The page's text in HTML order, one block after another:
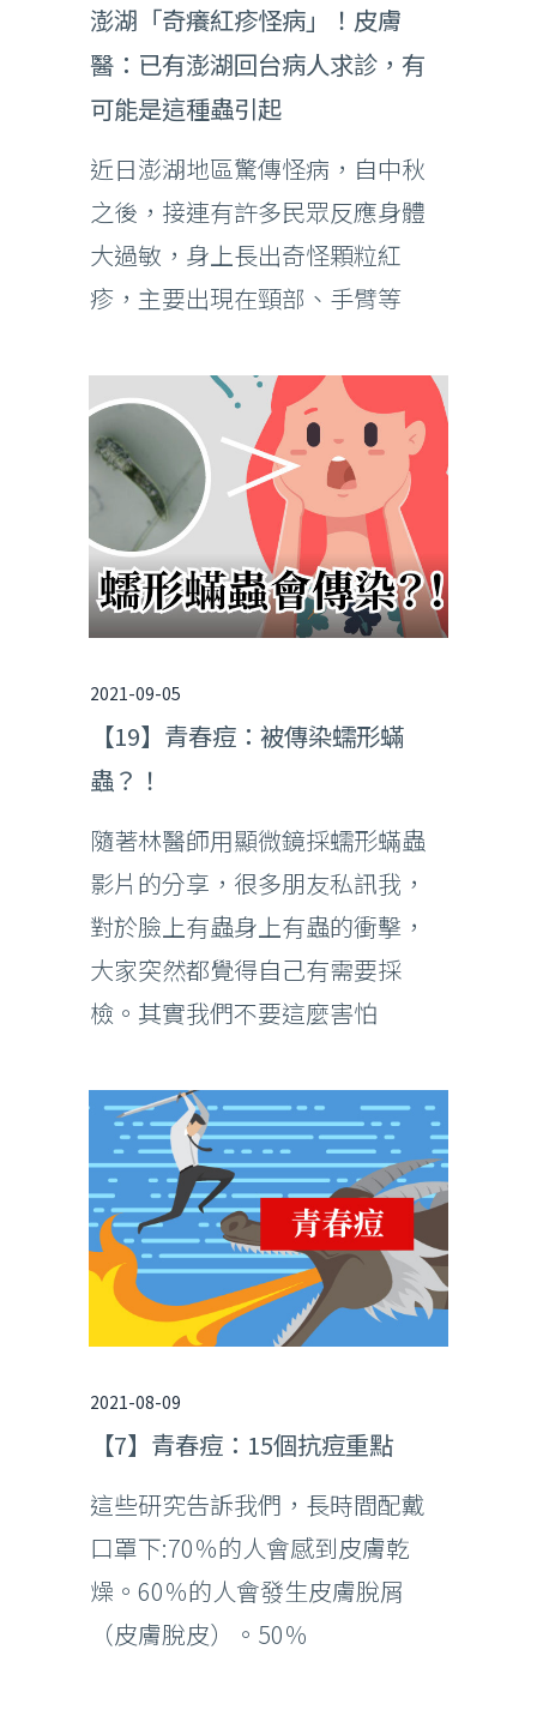
澎湖「奇癢紅疹怪病」！皮膚
醫：已有澎湖回台病人求診，有
可能是這種蟲引起
近日澎湖地區驚傳怪病，自中秋
之後，接連有許多民眾反應身體
大過敏，身上長出奇怪顆粒紅
疹，主要出現在頸部、手臂等
2021-09-05
【19】青春痘：被傳染蠕形蟎
蟲？！
隨著林醫師用顯微鏡採蠕形蟎蟲
影片的分享，很多朋友私訊我，
對於臉上有蟲身上有蟲的衝擊，
大家突然都覺得自己有需要採
檢。其實我們不要這麼害怕
2021-08-09
【7】青春痘：15個抗痘重點
這些研究告訴我們，長時間配戴
口罩下:70％的人會感到皮膚乾
燥。60％的人會發生皮膚脫屑
（皮膚脫皮）。50％